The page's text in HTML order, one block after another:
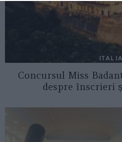
ITALIA
Concursul Miss
despre înscrieri